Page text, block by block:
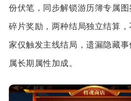
份伏笔，同步解锁游历簿专属
碎片奖励，两种结局独立结算
家仅触发主线结局，遗漏隐藏
属长期属性加成。